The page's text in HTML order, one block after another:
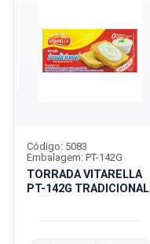
TORRADA VITARELLA
PT-142G TRADICIONAL
Código: 5083
Embalagem: PT-142G